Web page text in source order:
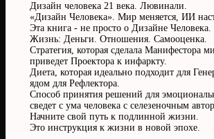
Дизайн человека 21 века. Лювинали.
«Дизайн Человека». Мир меняется, ИИ
Эта книга - не просто о Дизайне Человека.
Жизнь: Деньги. Отношения. Самооценка.
Стратегия, которая сделала Манифестора
приведет Проектора к инфаркту.
Диета, которая идеально подходит для
ядом для Рефлектора.
Способ принятия решений для
сведет с ума человека с селезеночным
Начните свой путь к подлинной жизни.
Это инструкция к жизни в новой эпохе.